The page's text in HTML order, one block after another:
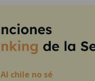
Al chile no sé